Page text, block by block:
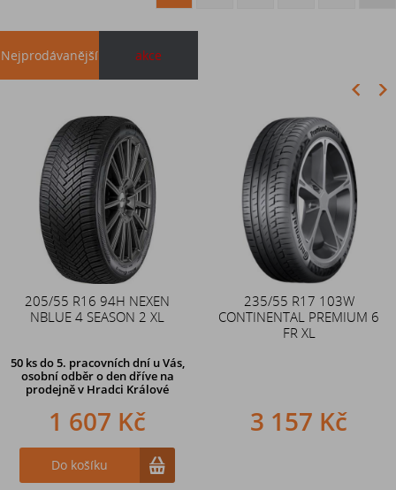
Nejprodávanější akce
205/55 R16 94H NEXEN
NBLUE 4 SEASON 2 XL
50 ks do 5. pracovních dní u Vás,
osobní odběr o den dříve na
prodejněv Hradci Králové
1 607 Kč
Do košíku
235/55 R17 103W
CONTINENTAL PREMIUM 6
FR XL
3 157 Kč
Duše 12x4 (4.00-4) kovový
zahnutý ventil TR87
242 Kč